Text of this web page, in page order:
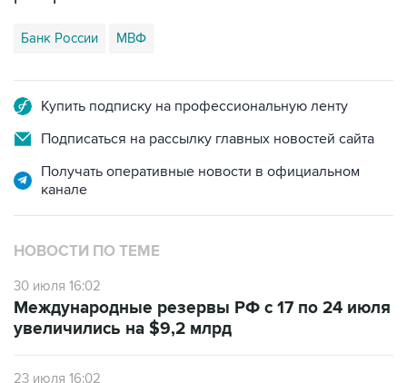
Банк России МВФ
Купить подписку на профессиональную ленту
Подписаться на рассылку главных новостей сайта
Получать оперативные новости в официальном
канале
НОВОСТИ ПО ТЕМЕ
30 июля 16:02
Международные резервы РФ с 17 по 24 июля
увеличились на $9,2 млрд
23 июля 16:02